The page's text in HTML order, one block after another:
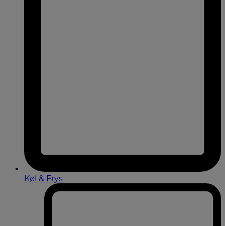
Køl & Frys